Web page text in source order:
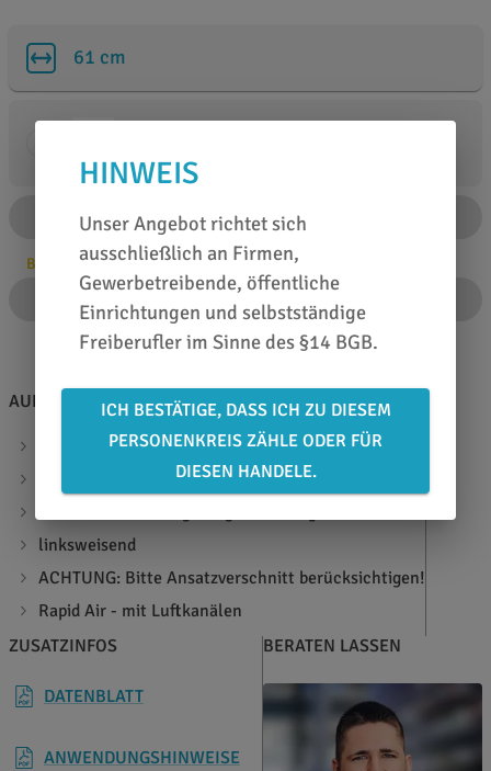
61 cm
FOLIENZUSCHNITT AB 5 M
Bitte Anzahl angeben
IN DEN WARENKORB
AUF EINEN BLICK
reflektierend/fluoreszierend rot/gelb
linksweisend
ACHTUNG: Bitte Ansatzverschnitt berücksichtigen!
Rapid Air - mit Luftkanälen
ZUSATZINFOS
DATENBLATT
ANWENDUNGSHINWEISE
BERATEN LASSEN
HINWEIS
Unser Angebot richtet sich
ausschließlich an Firmen,
Gewerbetreibende, öffentliche
Einrichtungen und selbstständige
Freiberufler im Sinne des §14 BGB.
ICH BESTÄTIGE, DASS ICH ZU DIESEM
PERSONENKREIS ZÄHLE ODER FÜR
DIESEN HANDELE.